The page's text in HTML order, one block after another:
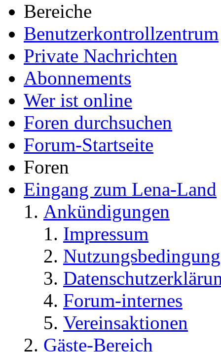
Bereiche
Benutzerkontrollzentrum
Private Nachrichten
Abonnements
Wer ist online
Foren durchsuchen
Forum-Startseite
Foren
Eingang zum Lena-Land
Ankündigungen
Impressum
Forum-internes
Vereinsaktionen
Gäste-Bereich